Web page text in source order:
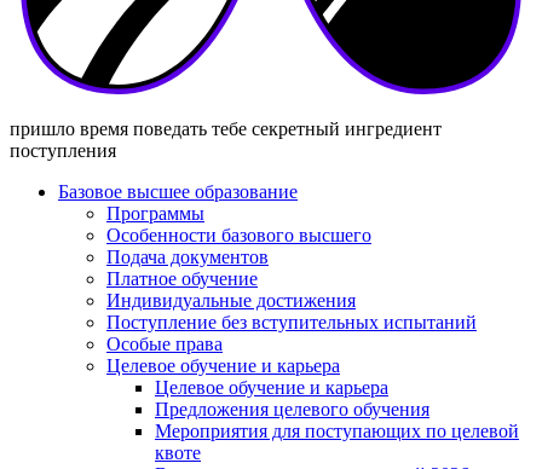
пришло время поведать тебе секретный ингредиент
поступления
Базовое высшее образование
Программы
Особенности базового высшего
Подача документов
Платное обучение
Индивидуальные достижения
Поступление без вступительных испытаний
Особые права
Целевое обучение и карьера
Целевое обучение и карьера
Предложения целевого обучения
Мероприятия для поступающих по целевой
квоте